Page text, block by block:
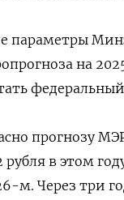
параметры
на
прогнозу
рубля в этом
м. Через три